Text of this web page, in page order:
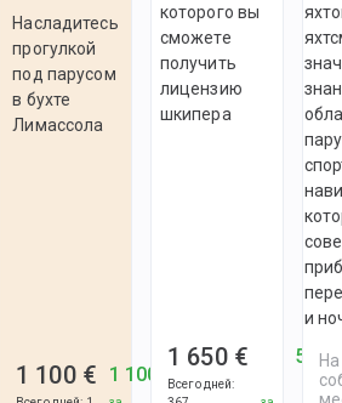
Насладитесь
прогулкой
под парусом
в бухте
Лимассола
1 100 € 1 100 €
которого вы
сможете
получить
лицензию
шкипера
1 650 €
Всего дней:
5 €
и